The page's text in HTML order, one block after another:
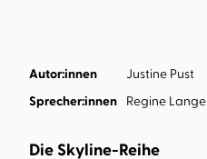
Autor:innen Justine Pust
Sprecher:innen Regine Lange
Die Skyline-Reihe